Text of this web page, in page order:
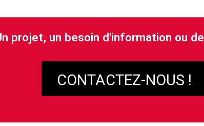
projet, un besoin d'information ou
CONTACTEZ-NOUS !